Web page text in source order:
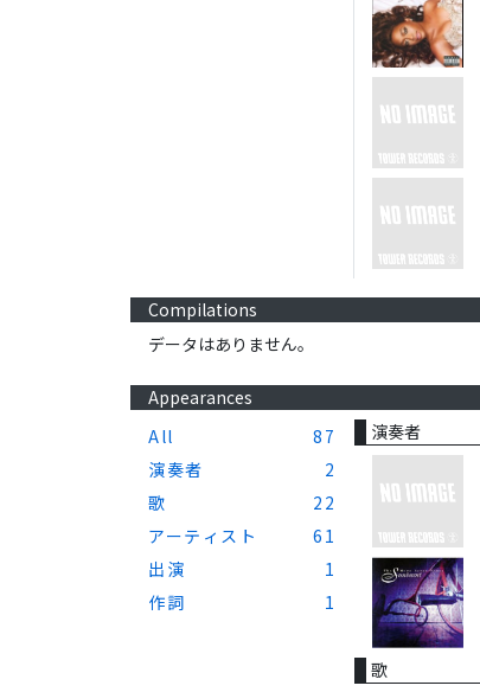
Compilations
データはありません。
Appearances
All
87
演奏者
2
歌
22
アーティスト
61
出演
1
作詞
1
演奏者
歌